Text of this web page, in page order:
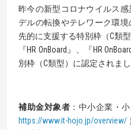
昨今の新型コロナウイルス
デルの転換やテレワーク環
先的に支援する特別枠（C類
『HR OnBoard』、『HR
別枠（C類型）に認定されまし
補助金対象者 ：中小企業・
https://www.it-hojo.jp/overview/